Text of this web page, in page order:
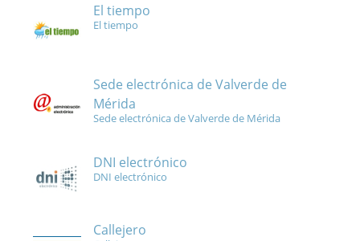
El tiempo
El tiempo
Sede electrónica de Valverde de
Mérida
Sede electrónica de Valverde de Mérida
DNI electrónico
DNI electrónico
Callejero